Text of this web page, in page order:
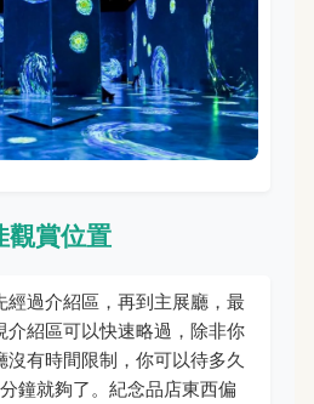
觀賞位置
經過介紹區，再到主展廳，最
介紹區可以快速略過，除非你
有時間限制，你可以待多久
鐘就夠了。紀念品店東西偏